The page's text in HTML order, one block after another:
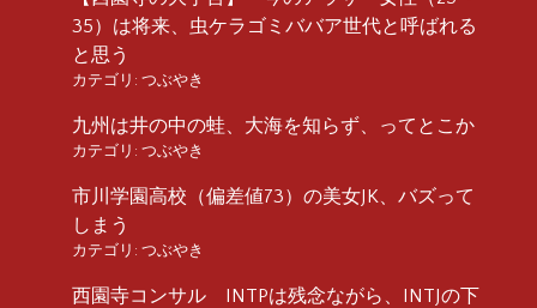
35）は将来、虫ケラゴミババア世代と呼ばれる
と思う
カテゴリ: つぶやき
九州は井の中の蛙、大海を知らず、ってとこか
カテゴリ: つぶやき
市川学園高校（偏差値73）の美女JK、バズって
しまう
カテゴリ: つぶやき
西園寺コンサル INTPは残念ながら、INTJの下